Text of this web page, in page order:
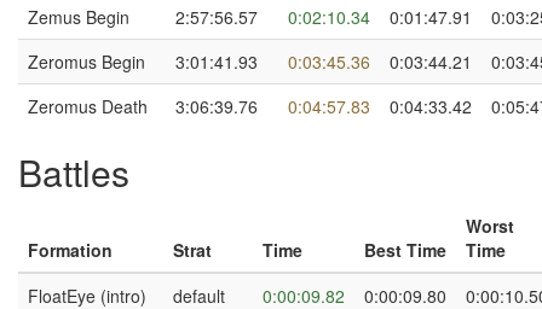
Zemus Begin 2:57:56.57 0:02:10.34 0:01:47.91
Zeromus Begin
3:01:41.93 0:03:45.36 0:03:44.21
Zeromus Death
3:06:39.76 0:04:57.83 0:04:33.42
Battles
Formation Strat Time Best Time
Worst
Time
FloatEye (intro)
default 0:00:09.82 0:00:09.80